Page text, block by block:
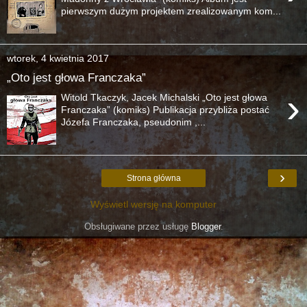
pierwszym dużym projektem zrealizowanym kom...
wtorek, 4 kwietnia 2017
„Oto jest głowa Franczaka”
›
Witold Tkaczyk, Jacek Michalski „Oto jest głowa
Franczaka” (komiks) Publikacja przybliża postać
Józefa Franczaka, pseudonim ,...
›
Strona główna
Wyświetl wersję na komputer
Obsługiwane przez usługę Blogger.